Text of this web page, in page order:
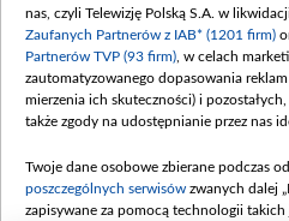
nas, czyli Telewizję Polską S.A. w
Zaufanych Partnerów z IAB* (1201 firm)
Partnerów TVP (93 firm) , w celach
zautomatyzowanego dopasowania
mierzenia ich skuteczności) i
także zgody na udostępnianie przez nas
Twoje dane osobowe zbierane podczas
poszczególnych serwisów zwanych dalej
zapisywane za pomocą technologii